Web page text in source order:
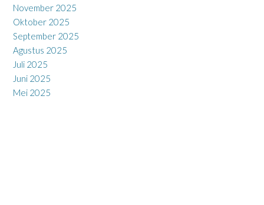
November 2025
Oktober 2025
September 2025
Agustus 2025
Juli 2025
Juni 2025
Mei 2025